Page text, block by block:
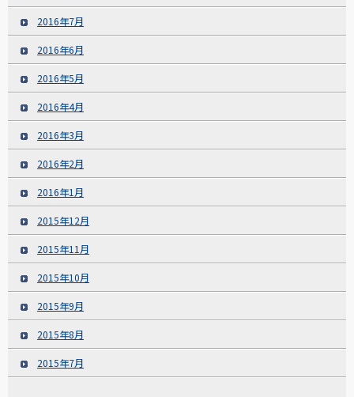
2016年7月
2016年6月
2016年5月
2016年4月
2016年3月
2016年2月
2016年1月
2015年12月
2015年11月
2015年10月
2015年9月
2015年8月
2015年7月